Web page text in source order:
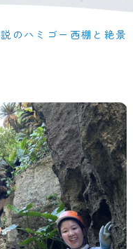
のハミゴー西棚と絶景